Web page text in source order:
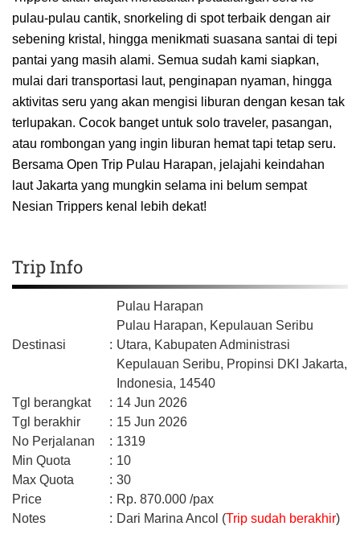
pulau-pulau cantik, snorkeling di spot terbaik dengan air
sebening kristal, hingga menikmati suasana santai di tepi
pantai yang masih alami. Semua sudah kami siapkan,
mulai dari transportasi laut, penginapan nyaman, hingga
aktivitas seru yang akan mengisi liburan dengan kesan tak
terlupakan. Cocok banget untuk solo traveler, pasangan,
atau rombongan yang ingin liburan hemat tapi tetap seru.
Bersama Open Trip Pulau Harapan, jelajahi keindahan
laut Jakarta yang mungkin selama ini belum sempat
Nesian Trippers kenal lebih dekat!
Trip Info
Destinasi :
Pulau Harapan
Pulau Harapan, Kepulauan Seribu
Utara, Kabupaten Administrasi
Kepulauan Seribu, Propinsi DKI Jakarta,
Indonesia, 14540
Tgl berangkat
: 14 Jun 2026
Tgl berakhir
: 15 Jun 2026
No Perjalanan
: 1319
Min Quota
: 10
Max Quota
: 30
Price
: Rp. 870.000 /pax
Notes
: Dari Marina Ancol (Trip sudah berakhir)